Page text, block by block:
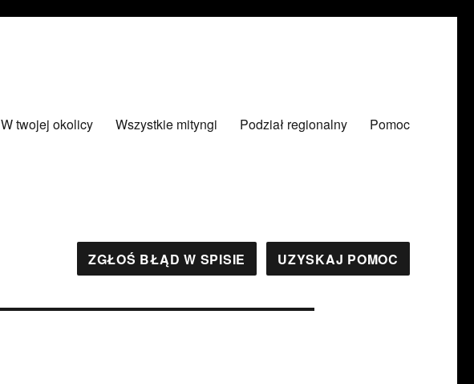
W twojej okolicy Wszystkie mityngi Podział regionalny Pomoc
ZGŁOŚ BŁĄD W SPISIE UZYSKAJ POMOC